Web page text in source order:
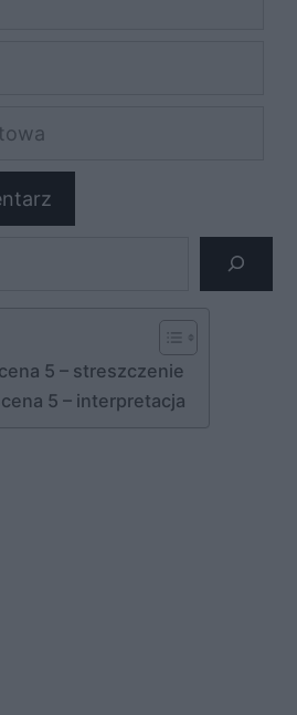
5 – streszczenie
5 – interpretacja